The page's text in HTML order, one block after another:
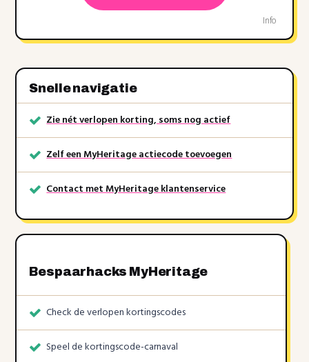
Info
Snelle navigatie
Zie nét verlopen korting, soms nog actief
Zelf een MyHeritage actiecode toevoegen
Contact met MyHeritage klantenservice
Bespaarhacks MyHeritage
Check de verlopen kortingscodes
Speel de kortingscode-carnaval